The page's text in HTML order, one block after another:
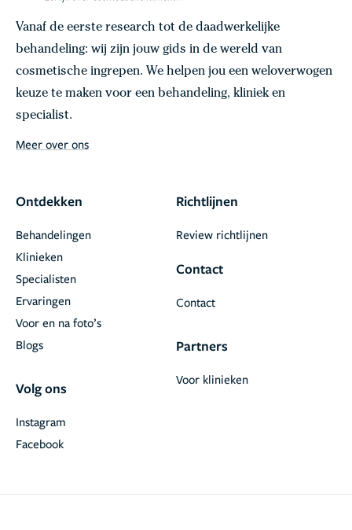
Vanaf de eerste research tot de daadwerkelijke
behandeling: wij zijn jouw gids in de wereld van
cosmetische ingrepen. We helpen jou een weloverwogen
keuze te maken voor een behandeling, kliniek en
specialist.
Meer over ons
Ontdekken
Behandelingen
Klinieken
Specialisten
Ervaringen
Voor en na foto’s
Blogs
Volg ons
Facebook
Instagram
Richtlijnen
Review richtlijnen
Contact
Contact
Partners
Voor klinieken